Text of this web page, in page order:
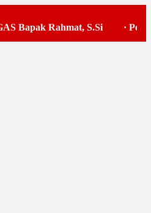
Bapak Rahmat, S.Si